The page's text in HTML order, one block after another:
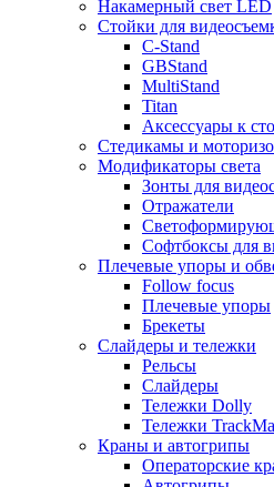
Накамерный свет LED
Стойки для
C-Stand
GBStand
MultiStand
Titan
Аксессуары к
Стедикамы и
Модификаторы света
Зонты для
Отражатели
Софтбоксы для
Плечевые упоры и
Follow focus
Плечевые упоры
Брекеты
Слайдеры и тележки
Рельсы
Слайдеры
Тележки Dolly
Тележки
Краны и автогрипы
Операторские